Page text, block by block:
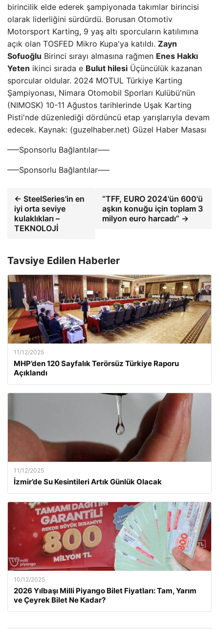
birincilik elde ederek şampiyonada takımlar birincisi
olarak liderliğini sürdürdü. Borusan Otomotiv
Motorsport Karting, 9 yaş altı sporcuların katılımına
açık olan TOSFED Mikro Kupa'ya katıldı. Zayn
Sofuoğlu Birinci sırayı almasına rağmen Enes Hakkı
Yeten ikinci sırada e Bulut hilesi Üçüncülük kazanan
sporcular oldular. 2024 MOTUL Türkiye Karting
Şampiyonası, Nimara Otomobil Sporları Kulübü'nün
(NIMOSK) 10-11 Ağustos tarihlerinde Uşak Karting
Pisti'nde düzenlediği dördüncü etap yarışlarıyla devam
edecek. Kaynak: (guzelhaber.net) Güzel Haber Masası
—–Sponsorlu Bağlantılar—–
—–Sponsorlu Bağlantılar—–
← SteelSeries'in en
iyi orta seviye
kulaklıkları –
TEKNOLOJİ
“TFF, EURO 2024'ün 600'ü
aşkın konuğu için toplam 3
milyon euro harcadı” →
Tavsiye Edilen Haberler
11/12/2025
MHP’den 120 Sayfalık Terörsüz Türkiye Raporu
Açıklandı
11/12/2025
İzmir’de Su Kesintileri Artık Günlük Olacak
10/12/2025
2026 Yılbaşı Milli Piyango Bilet Fiyatları: Tam, Yarım
ve Çeyrek Bilet Ne Kadar?